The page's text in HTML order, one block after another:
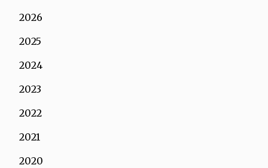
2026
2025
2024
2023
2022
2021
2020